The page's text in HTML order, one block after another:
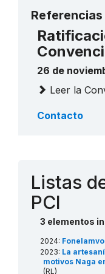
26 de
Leer la
Contacto
Listas
PCI
3 elementos
2024:
2023: La
motivos Naga
(RL)